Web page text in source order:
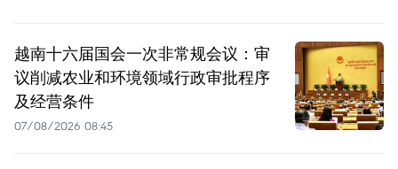
越南十六届国会一次非常规会议：审
议削减农业和环境领域行政审批程序
及经营条件
07/08/2026 08:45